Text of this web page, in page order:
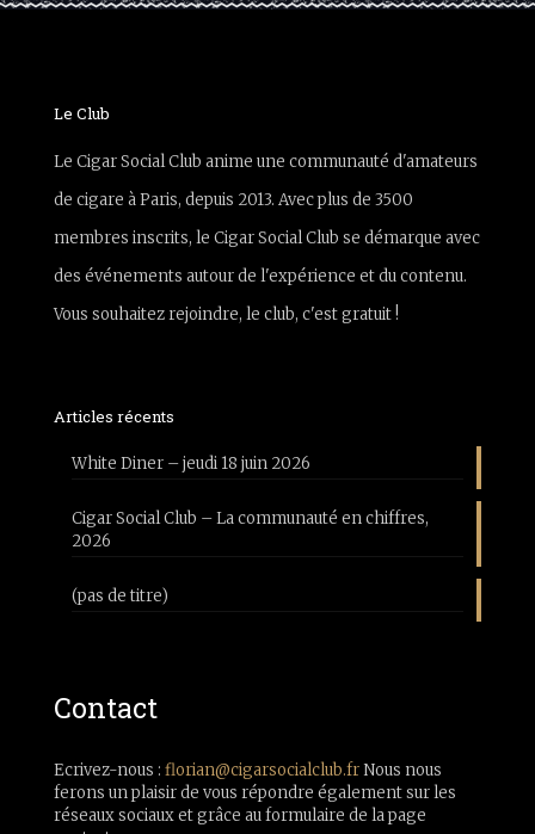
Le Club
Le Cigar Social Club anime une communauté d'amateurs
de cigare à Paris, depuis 2013. Avec plus de 3500
membres inscrits, le Cigar Social Club se démarque avec
des événements autour de l'expérience et du contenu.
Vous souhaitez rejoindre, le club, c'est gratuit !
Articles récents
White Diner – jeudi 18 juin 2026
Cigar Social Club – La communauté en chiffres,
2026
(pas de titre)
Contact
Ecrivez-nous : florian@cigarsocialclub.frNous nous
ferons un plaisir de vous répondre également sur les
réseaux sociaux et grâce au formulaire de la page